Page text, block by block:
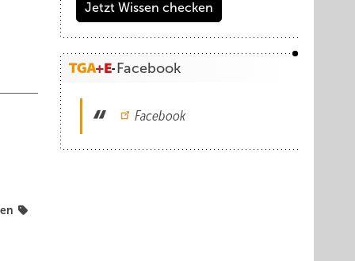
Jetzt Wissen checken
Facebook
Facebook